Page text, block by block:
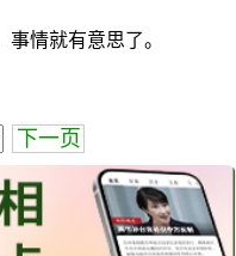
情就有意思了。
下一页